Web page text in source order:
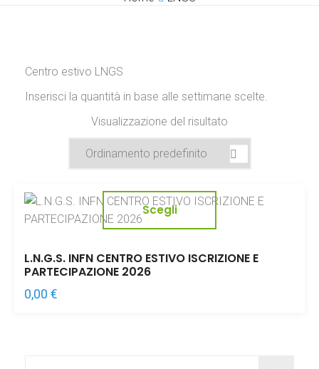
Centro estivo LNGS
Inserisci la quantità in base alle settimane scelte.
Visualizzazione del risultato
Scegli
L.N.G.S. INFN CENTRO ESTIVO ISCRIZIONE E
PARTECIPAZIONE 2026
0,00 €